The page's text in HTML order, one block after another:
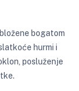
bogatom
hurmi i
posluženje